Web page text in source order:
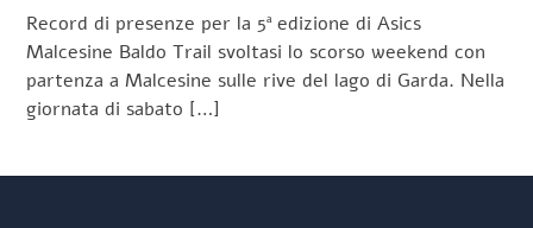
Record di presenze per la 5ª edizione di Asics
Malcesine Baldo Trail svoltasi lo scorso weekend con
partenza a Malcesine sulle rive del lago di Garda. Nella
giornata di sabato […]